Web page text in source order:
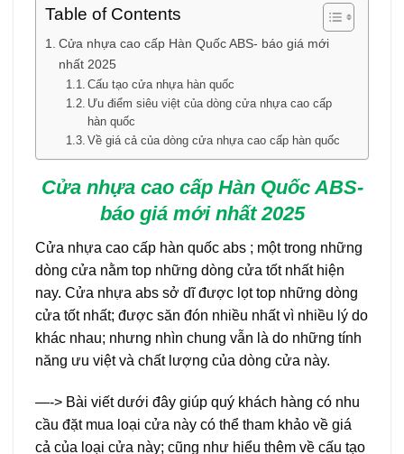
Table of Contents
Cửa nhựa cao cấp Hàn Quốc ABS- báo giá mới
nhất 2025
Cấu tạo cửa nhựa hàn quốc
Ưu điểm siêu việt của dòng cửa nhựa cao cấp
hàn quốc
Về giá cả của dòng cửa nhựa cao cấp hàn quốc
Cửa nhựa cao cấp Hàn Quốc ABS-
báo giá mới nhất 2025
Cửa nhựa cao cấp hàn quốc abs ; một trong những
dòng cửa nằm top những dòng cửa tốt nhất hiện
nay. Cửa nhựa abs sở dĩ được lọt top những dòng
cửa tốt nhất; được săn đón nhiều nhất vì nhiều lý do
khác nhau; nhưng nhìn chung vẫn là do những tính
năng ưu việt và chất lượng của dòng cửa này.
—-> Bài viết dưới đây giúp quý khách hàng có nhu
cầu đặt mua loại cửa này có thể tham khảo về giá
cả của loại cửa này; cũng như hiểu thêm về cấu tạo